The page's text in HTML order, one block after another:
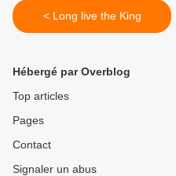
< Long live the King
Hébergé par Overblog
Top articles
Pages
Contact
Signaler un abus